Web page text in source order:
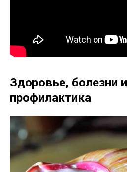
Здоровье, болезни и
профилактика